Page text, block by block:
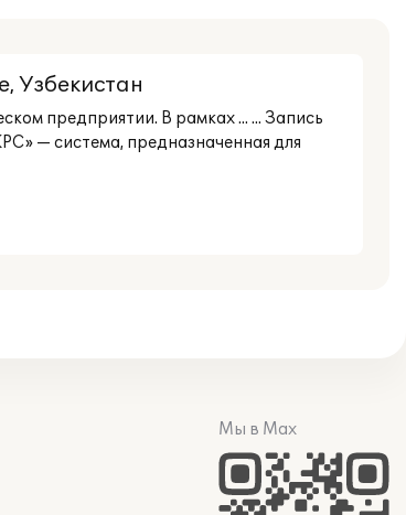
Узбекистан
предприятии. В рамках ... ... Запись
— система, предназначенная для
Мы в Max